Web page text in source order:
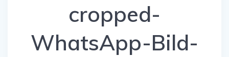
cropped-
WhatsApp-Bild-